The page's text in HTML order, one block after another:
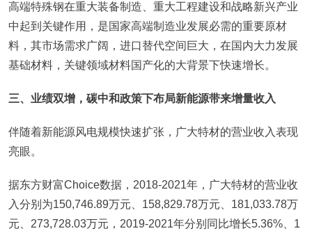
高端特殊钢在重大装备制造、重大工程建设和战略新兴产业
中起到关键作用，是国家高端制造业发展必需的重要原材
料，其市场需求广阔，进口替代空间巨大，在国内大力发展
基础材料，关键领域材料国产化的大背景下快速增长。
三、业绩双增，碳中和政策下布局新能源带来增量收入
伴随着新能源风电规模快速扩张，广大特材的营业收入表现
亮眼。
据东方财富Choice数据，2018-2021年，广大特材的营业收
入分别为150,746.89万元、158,829.78万元、181,033.78万
元、273,728.03万元，2019-2021年分别同比增长5.36%、1